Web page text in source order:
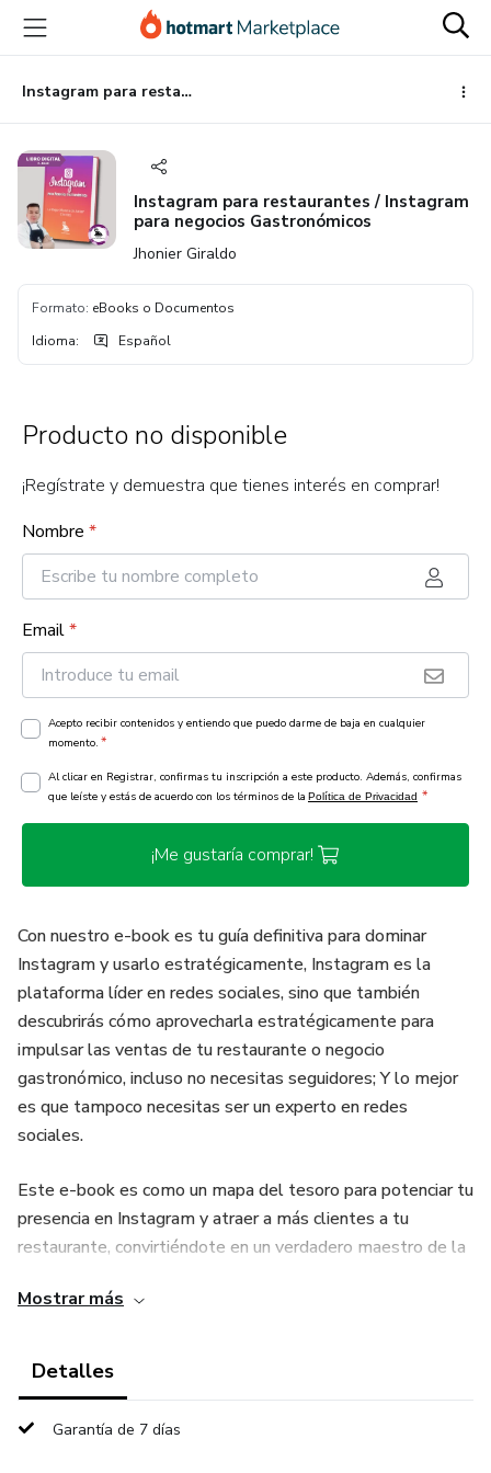
principal
página
de
página
Instagram para restaurantes / Instagram para negocios Gastronómicos
Instagram para restaurantes / Instagram
para negocios Gastronómicos
Jhonier Giraldo
Formato: eBooks o Documentos
Idioma: Español
Producto no disponible
¡Regístrate y demuestra que tienes interés en comprar!
Nombre *
Email*
Acepto recibir contenidos y entiendo que puedo darme de baja en cualquier
momento. *
Al clicar en Registrar, confirmas tu inscripción a este producto. Además, confirmas
que leíste y estás de acuerdo con los términos de la Política de Privacidad *
¡Me gustaría comprar!
Con nuestro e-book es tu guía definitiva para dominar
Instagram y usarlo estratégicamente, Instagram es la
plataforma líder en redes sociales, sino que también
descubrirás cómo aprovecharla estratégicamente para
impulsar las ventas de tu restaurante o negocio
gastronómico, incluso no necesitas seguidores; Y lo mejor
es que tampoco necesitas ser un experto en redes
sociales.
Este e-book es como un mapa del tesoro para potenciar tu
presencia en Instagram y atraer a más clientes a tu
restaurante, convirtiéndote en un verdadero maestro de la
necesarias para:
futuros comensales y crear una comunidad de amantes de
Mostrar más
Detalles
Garantía de 7 días